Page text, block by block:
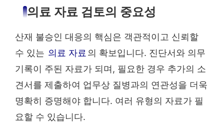
의료 자료 검토의 중요성
산재 불승인 대응의 핵심은 객관적이고 신뢰할
수 있는 의료 자료의 확보입니다. 진단서와 의무
기록이 주된 자료가 되며, 필요한 경우 추가의 소
견서를 제출하여 업무상 질병과의 연관성을 더욱
명확히 증명해야 합니다. 여러 유형의 자료가 필
요할 수 있습니다.